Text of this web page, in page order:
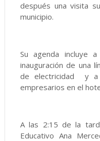
después una visita
municipio.
Su agenda incluye
inauguración de una
de electricidad y a
empresarios en el
A las 2:15 de la
Educativo Ana